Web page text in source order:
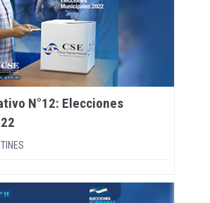
N°12: Elecciones